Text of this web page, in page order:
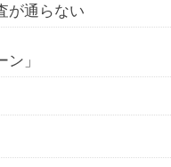
が通らない
」